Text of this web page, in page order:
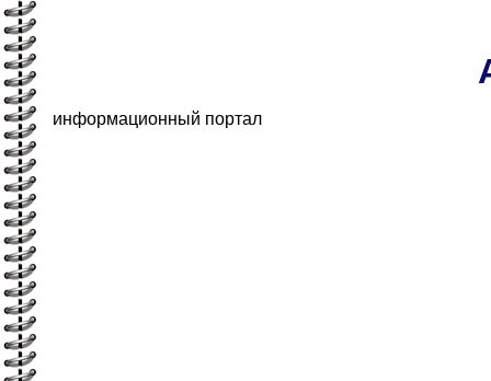
информационный портал